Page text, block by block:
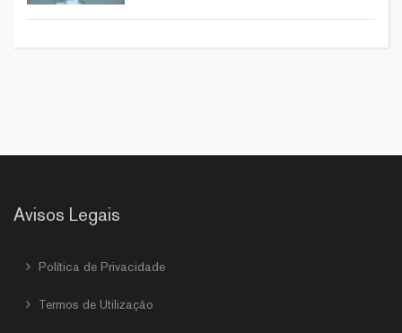
Avisos Legais
Política de Privacidade
Termos de Utilização